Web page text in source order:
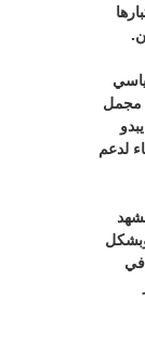
مجمل
لدعم
في